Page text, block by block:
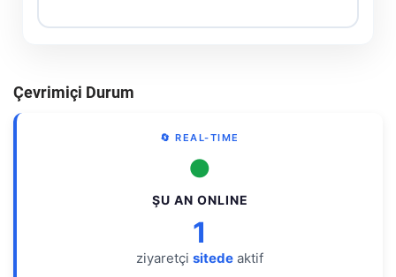
Çevrimiçi Durum
🔄 REAL-TIME
●
ŞU AN ONLINE
1
ziyaretçi sitede aktif